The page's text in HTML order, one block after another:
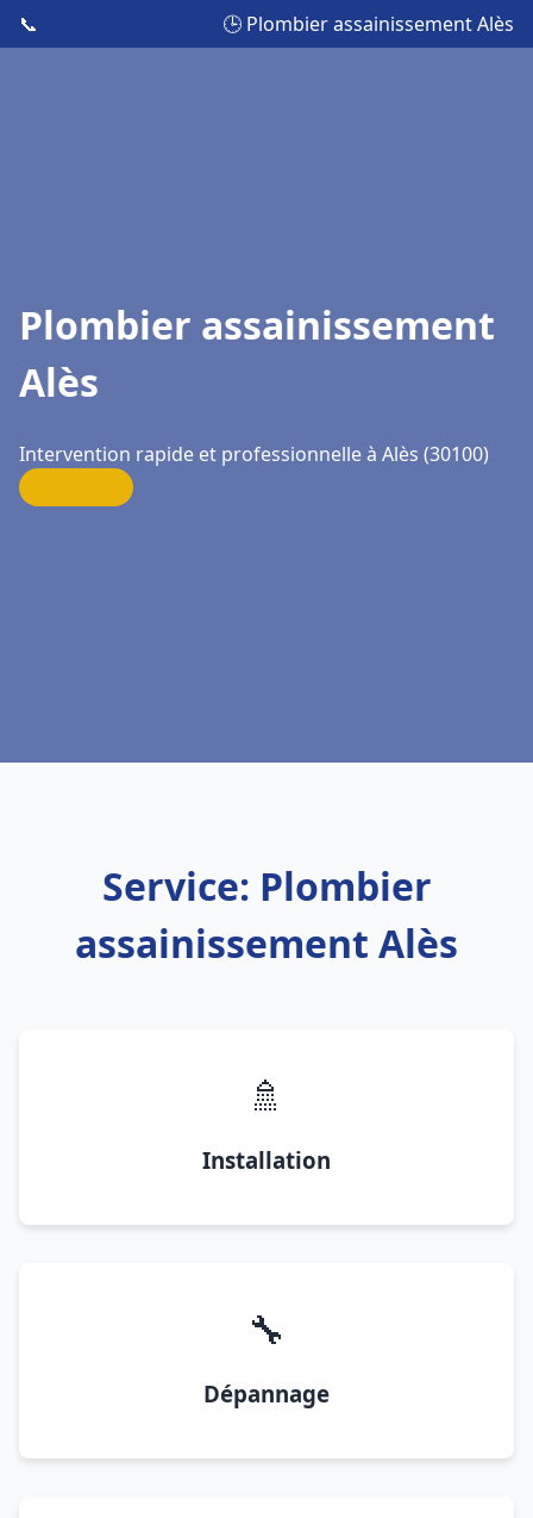
📞 🕒 Plombier assainissement Alès
Plombier assainissement
Alès
Intervention rapide et professionnelle à Alès (30100)
Service: Plombier
assainissement Alès
🚿
Installation
🔧
Dépannage